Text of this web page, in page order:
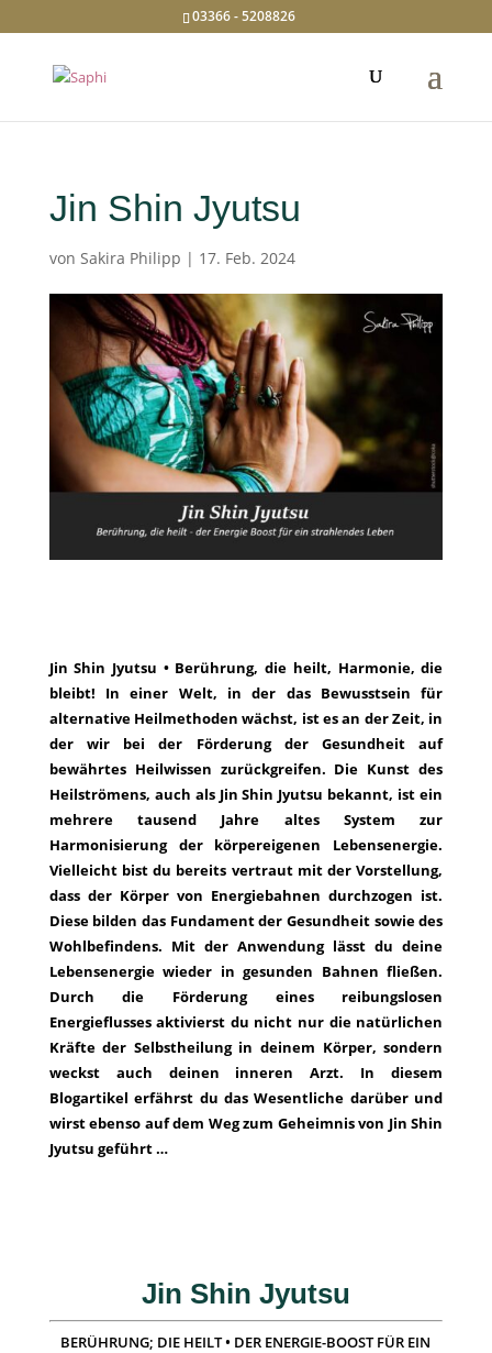
03366 - 5208826
Jin Shin Jyutsu
von Sakira Philipp | 17. Feb. 2024
Jin Shin Jyutsu • Berührung, die heilt, Harmonie, die
bleibt! In einer Welt, in der das Bewusstsein für
alternative Heilmethoden wächst, ist es an der Zeit, in
der wir bei der Förderung der Gesundheit auf
bewährtes Heilwissen zurückgreifen. Die Kunst des
Heilströmens, auch als Jin Shin Jyutsu bekannt, ist ein
mehrere tausend Jahre altes System zur
Harmonisierung der körpereigenen Lebensenergie.
Vielleicht bist du bereits vertraut mit der Vorstellung,
dass der Körper von Energiebahnen durchzogen ist.
Diese bilden das Fundament der Gesundheit sowie des
Wohlbefindens. Mit der Anwendung lässt du deine
Lebensenergie wieder in gesunden Bahnen fließen.
Durch die Förderung eines reibungslosen
Energieflusses aktivierst du nicht nur die natürlichen
Kräfte der Selbstheilung in deinem Körper, sondern
weckst auch deinen inneren Arzt. In diesem
Blogartikel erfährst du das Wesentliche darüber und
wirst ebenso auf dem Weg zum Geheimnis von Jin Shin
Jyutsu geführt …
Jin Shin Jyutsu
BERÜHRUNG; DIE HEILT • DER ENERGIE-BOOST FÜR EIN